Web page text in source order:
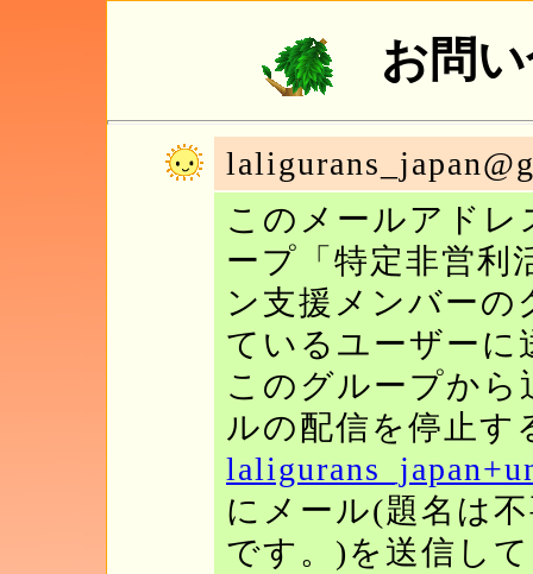
お問
このメールアド
ープ「特定非営利
ン支援メンバー
ているユーザーに
このグループか
ルの配信を停止す
にメール(題名は
です。)を送信し